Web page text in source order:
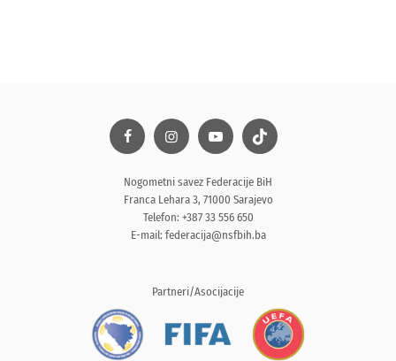
Nogometni savez Federacije BiH
Franca Lehara 3, 71000 Sarajevo
Telefon: +387 33 556 650
E-mail: federacija@nsfbih.ba
Partneri/Asocijacije